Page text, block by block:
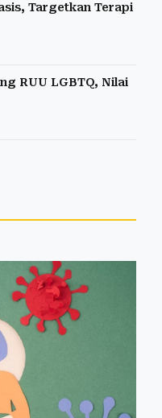
Targetkan Terapi
RUU LGBTQ, Nilai